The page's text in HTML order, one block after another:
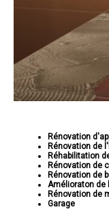
Rénovation
Rénovation de
Réhabilitation
Rénovation de
Rénovation de
Amélioraton de
Rénovation de
Garage